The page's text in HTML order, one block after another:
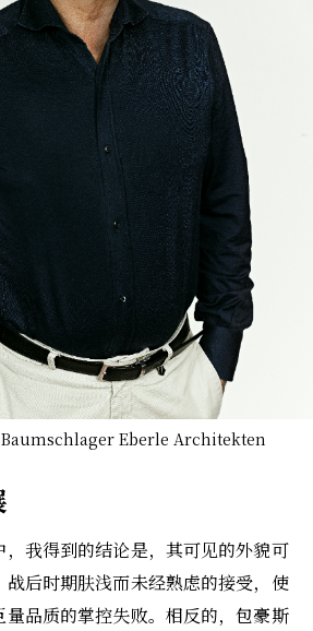
Baumschlager Eberle Architekten
我得到的结论是，其可见的外貌可
后时期肤浅而未经熟虑的接受，使
品质的掌控失败。相反的，包豪斯